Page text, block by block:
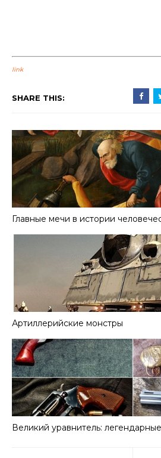
link
SHARE THIS:
Главные мечи в истории
Артиллерийские монстры
Великий уравнитель: